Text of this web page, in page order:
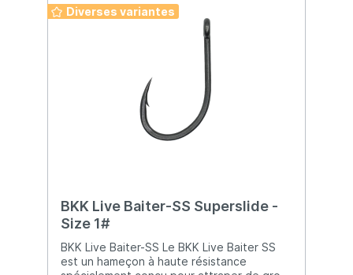
Diverses variantes
BKK Live Baiter-SS Superslide -
Size 1#
BKK Live Baiter-SS Le BKK Live Baiter SS
est un hameçon à haute résistance